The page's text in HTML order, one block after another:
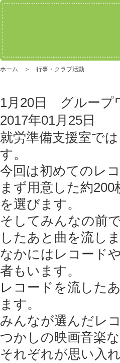
ホーム ＞ 行事・クラブ活動
1月20日 グループ
2017年01月25日
就労準備支援室で
す。
今回は初めてのレ
まず用意した約
を選びます。
そしてみんなの前
したあと曲を流しま
なかにはレコード
者もいます。
レコードを流した
ます。
みんなが選んだレ
つかしの映画音楽
それぞれが思い入